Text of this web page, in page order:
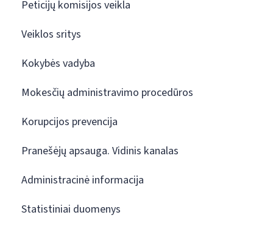
Peticijų komisijos veikla
Veiklos sritys
Kokybės vadyba
Mokesčių administravimo procedūros
Korupcijos prevencija
Pranešėjų apsauga. Vidinis kanalas
Administracinė informacija
Statistiniai duomenys